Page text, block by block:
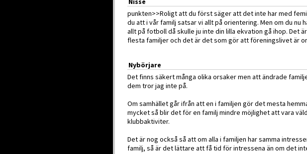
punkten>>Roligt att du först säger att det inte har med
du att i vår familj satsar vi allt på orientering. Men om du nu
allt på fotboll då skulle ju inte din lilla ekvation gå ihop. Det
flesta familjer och det är det som gör att föreningslivet är
Nybörjare
Det finns säkert många olika orsaker men att ändrade
dem tror jag inte på.
Om samhället går ifrån att en i familjen gör det mesta
mycket så blir det för en familj mindre möjlighet att vara
klubbaktiviter.
Det är nog också så att om alla i familjen har samma
familj, så är det lättare att få tid för intressena än om det